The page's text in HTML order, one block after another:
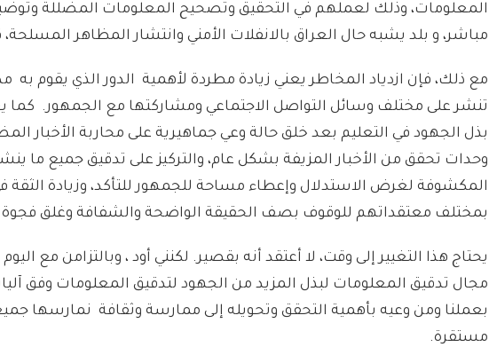
المعلومات، وذلك لعملهم في التحقيق وتصحيح المعلومات المضللة
مباشر، و بلد يشبه حال العراق بالانفلات الأمني وانتشار المظاهر
مع ذلك، فإن ازدياد المخاطر يعني زيادة مطردة لأهمية الدور الذي يقوم
تنشر على مختلف وسائل التواصل الاجتماعي ومشاركتها مع الجمهور. كما
بذل الجهود في التعليم بعد خلق حالة وعي جماهيرية على محاربة الأخبار
وحدات تحقق من الأخبار المزيفة بشكل عام، والتركيز على تدقيق جميع ما
المكشوفة لغرض الاستدلال وإعطاء مساحة للجمهور للتأكد، وزيادة
بمختلف معتقداتهم للوقوف بصف الحقيقة الواضحة والشفافة وغلق فجوة
يحتاج هذا التغيير إلى وقت، لا أعتقد أنه بقصير. لكنني أود ، وبالتزامن مع
مجال تدقيق المعلومات لبذل المزيد من الجهود لتدقيق المعلومات وفق
بعملنا ومن وعيه بأهمية التحقق وتحويله إلى ممارسة وثقافة نمارسها
مستقرة.